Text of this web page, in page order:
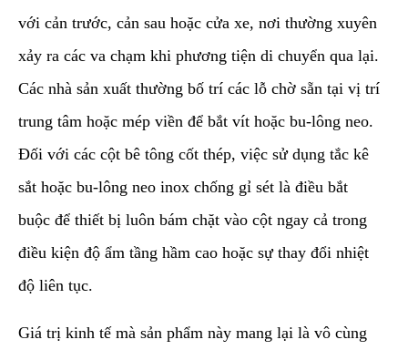
với cản trước, cản sau hoặc cửa xe, nơi thường xuyên
xảy ra các va chạm khi phương tiện di chuyển qua lại.
Các nhà sản xuất thường bố trí các lỗ chờ sẵn tại vị trí
trung tâm hoặc mép viền để bắt vít hoặc bu-lông neo.
Đối với các cột bê tông cốt thép, việc sử dụng tắc kê
sắt hoặc bu-lông neo inox chống gỉ sét là điều bắt
buộc để thiết bị luôn bám chặt vào cột ngay cả trong
điều kiện độ ẩm tầng hầm cao hoặc sự thay đổi nhiệt
độ liên tục.
​Giá trị kinh tế mà sản phẩm này mang lại là vô cùng